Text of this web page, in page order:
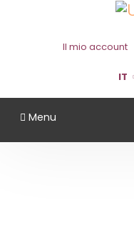
Il mio account
IT
Menu